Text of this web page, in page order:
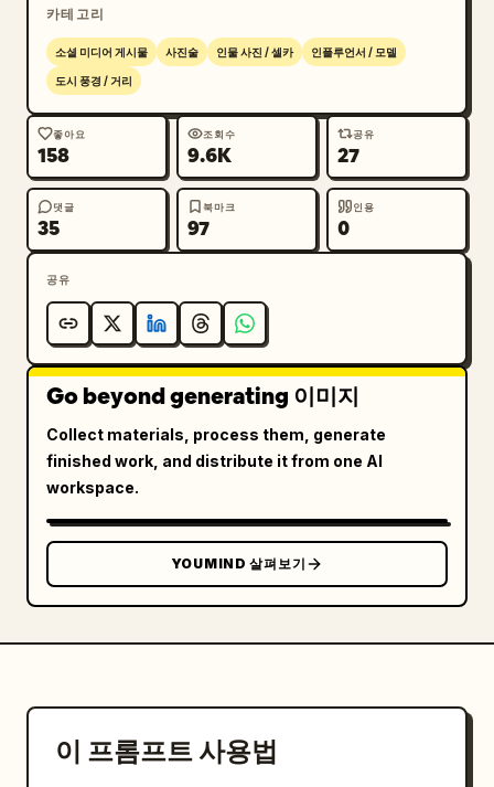
자연스러운 팬의 순간 포착
환경:
밤의 만원 축구 경기장
빨간색과 녹색을 입은 수천 명의 포르투갈 서포터즈
관중석 곳곳에 보이는 커다란 포르투갈 국기
밝은 경기장 투광 조명
아래로 선명하게 보이는 녹색 축구 경기장
경기장에서 활발히 뛰는 작은 선수들
몰입감 넘치는 FIFA 월드컵 분위기
상단 관중석 시점
사진 스타일:
사실적인 망원 스냅 사진
50mm 렌즈
초정밀 의류 질감
자연스러운 피부 표현
영화 같은 사실주의
다큐멘터리 스타일의 구도
높은 다이내믹 레인지
프리미엄 상업용 퀄리티
소셜 미디어에 적합한 축구 팬 사진
분위기: 자랑스러운 포르투갈 서포터, 에너지 넘치는,
키워드: FIFA 월드컵 2026, 포르투갈 팬, 크리스티아
셀카, 휴대폰 노출, 직접적인 눈 맞춤, 어색한 해부학
카테고리
소셜 미디어 게시물 사진술 인물 사진 / 셀카 인플루언서 / 모델
도시 풍경 / 거리
좋아요
158
조회수
9.6K
공유
27
댓글
35
북마크
97
인용
0
공유
Go beyond generating 이미지
Collect materials, process them, generate
finished work, and distribute it from one AI
workspace.
YOUMIND 살펴보기
이 프롬프트 사용법